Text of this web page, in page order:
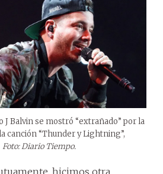
J Balvin se mostró “extrañado” por la
canción “Thunder y Lightning”,
Foto: Diario Tiempo.
hicimos otra